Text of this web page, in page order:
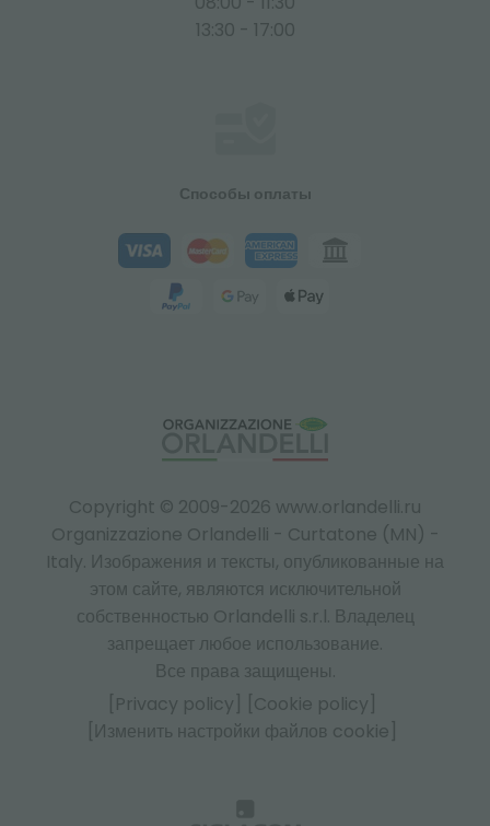
Copyright © 2009-2026 www.orlandelli.ru
Organizzazione Orlandelli - Curtatone (MN) -
Italy. Изображения и тексты, опубликованные на
этом сайте, являются исключительной
собственностью Orlandelli s.r.l. Владелец
запрещает любое использование.
Все права защищены.
[Privacy policy]
[Cookie policy]
[Изменить настройки файлов cookie]
13:30 - 17:00
Способы оплаты